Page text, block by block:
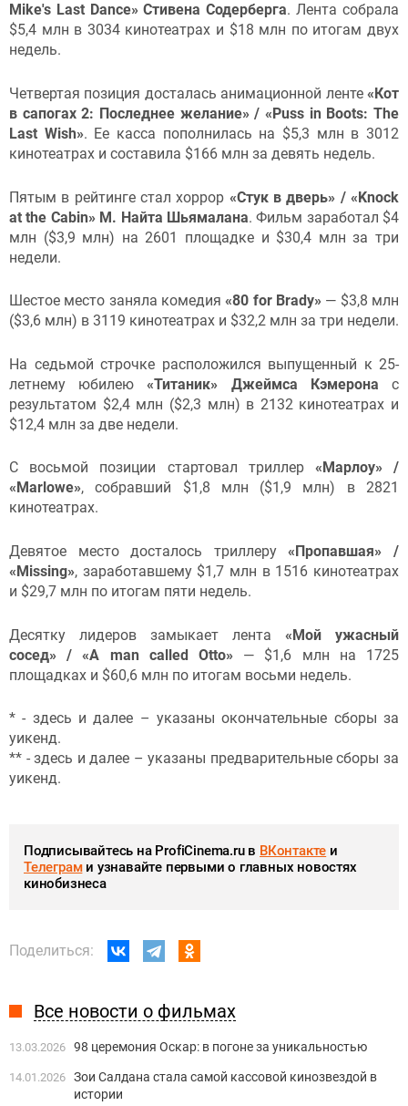
Mike's Last Dance» Стивена Содерберга. Лента собрала
$5,4 млн в 3034 кинотеатрах и $18 млн по итогам двух
недель.
Четвертая позиция досталась анимационной ленте «Кот
в сапогах 2: Последнее желание» / «Puss in Boots: The
Last Wish». Ее касса пополнилась на $5,3 млн в 3012
кинотеатрах и составила $166 млн за девять недель.
Пятым в рейтинге стал хоррор «Стук в дверь» / «Knock
at the Cabin» М. Найта Шьямалана. Фильм заработал $4
млн ($3,9 млн) на 2601 площадке и $30,4 млн за три
недели.
Шестое место заняла комедия«80 for Brady» — $3,8 млн
($3,6 млн) в 3119 кинотеатрах и $32,2 млн за три недели.
На седьмой строчке расположился выпущенный к 25-
летнему юбилею«Титаник» Джеймса Кэмерона с
результатом $2,4 млн ($2,3 млн) в 2132 кинотеатрах и
$12,4 млн за две недели.
С восьмой позиции стартовал триллер «Марлоу» /
«Marlowe», собравший $1,8 млн ($1,9 млн) в 2821
кинотеатрах.
Девятое место досталось триллеру«Пропавшая» /
«Missing», заработавшему $1,7 млн в 1516 кинотеатрах
и $29,7 млн по итогам пяти недель.
Десятку лидеров замыкает лента «Мой ужасный
сосед» / «A man called Otto» — $1,6 млн на 1725
площадках и $60,6 млн по итогам восьми недель.
* - здесь и далее – указаны окончательные сборы за
уикенд.
** - здесь и далее – указаны предварительные сборы за
уикенд.
Подписывайтесь на ProfiCinema.ru в ВКонтакте и
Телеграми узнавайте первыми о главных новостях
кинобизнеса
Поделиться:
Все новости о фильмах
13.03.2026 98 церемония Оскар: в погоне за уникальностью
14.01.2026 Зои Салдана стала самой кассовой кинозвездой в
истории